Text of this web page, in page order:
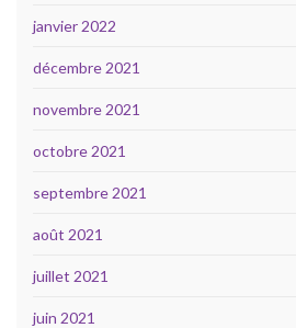
janvier 2022
décembre 2021
novembre 2021
octobre 2021
septembre 2021
août 2021
juillet 2021
juin 2021